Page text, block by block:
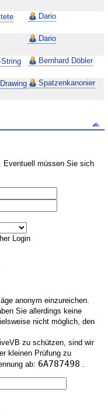
Dario
Dario
Bernhard Döbler
Spatzenkanonier
Eventuell müssen Sie sich
Login
anonym einzureichen.
Sie allerdings keine
nicht möglich, den
zu schützen, sind wir
kleinen Prüfung zu
ab: 6A787498 .